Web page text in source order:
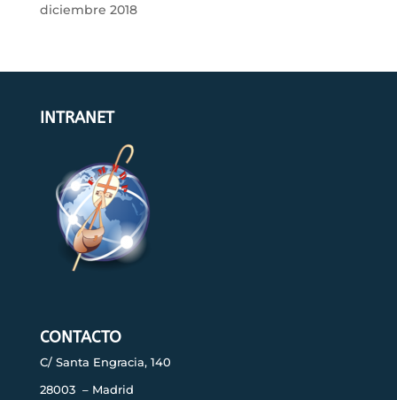
diciembre 2018
INTRANET
CONTACTO
C/ Santa Engracia, 140
28003 – Madrid